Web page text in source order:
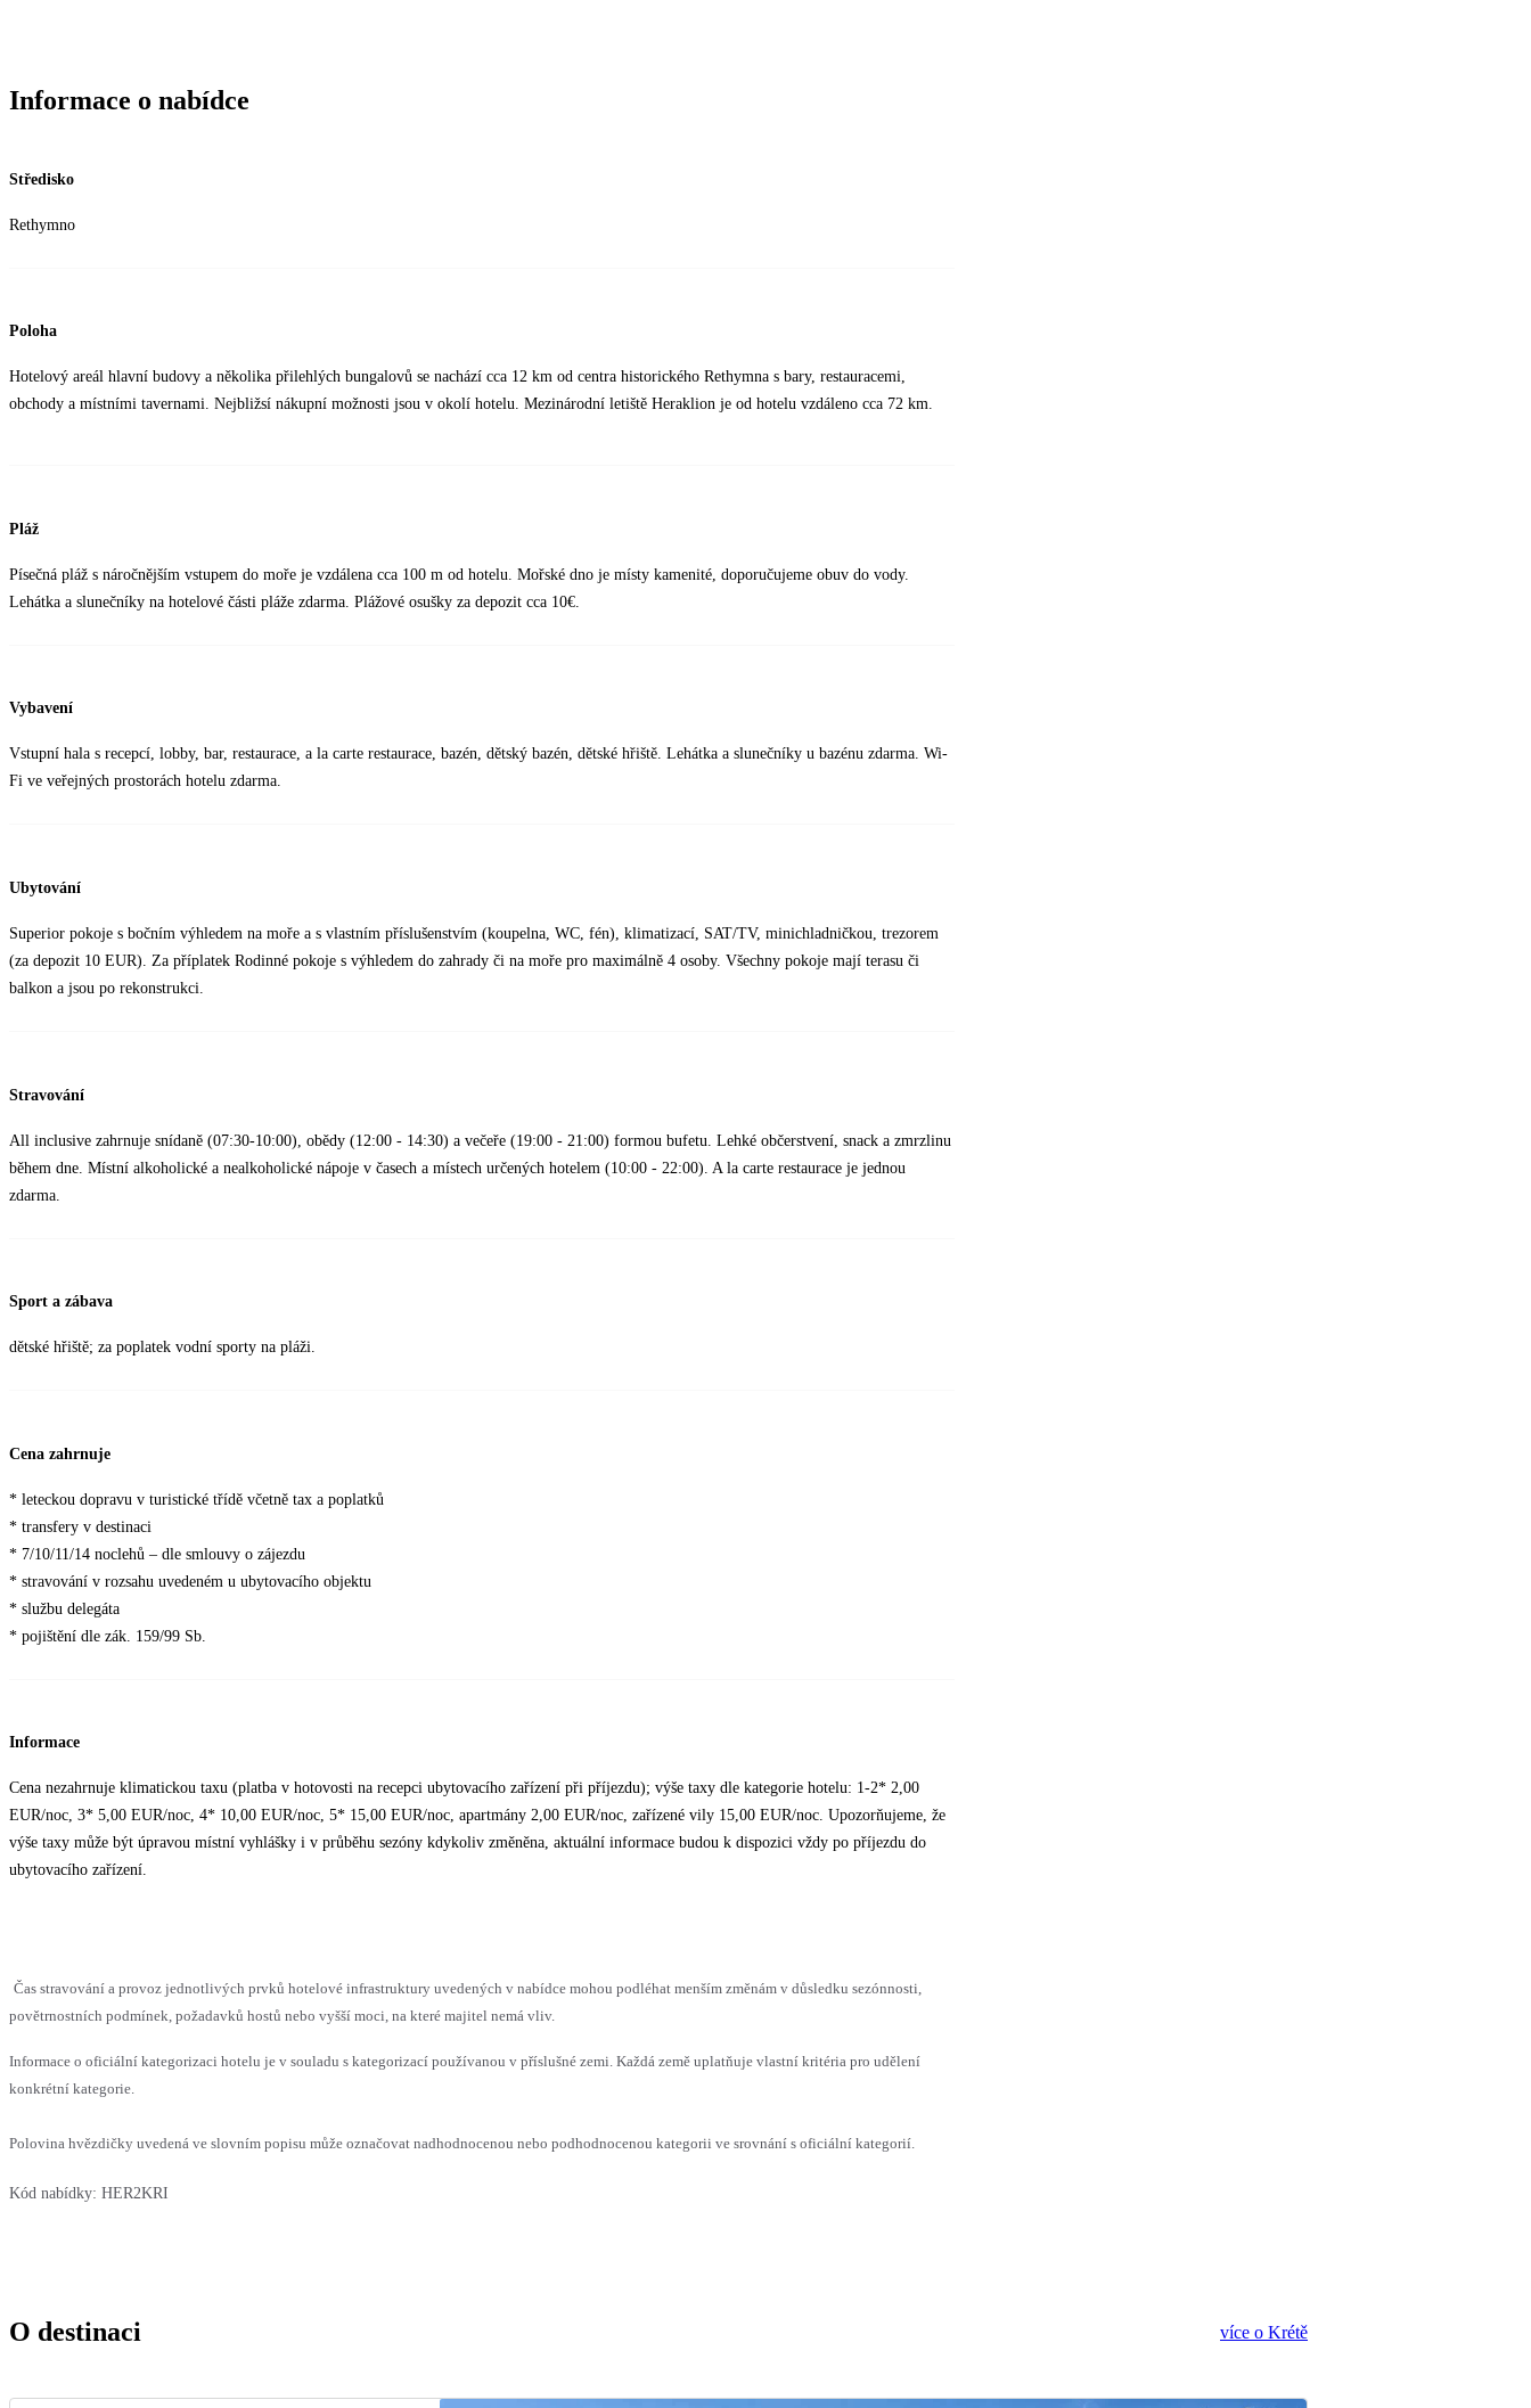
Informace o nabídce
Středisko
Rethymno
Poloha
Hotelový areál hlavní budovy a několika přilehlých bungalovů se nachází cca 12 km od centra historického Rethymna s bary, restauracemi,
obchody a místními tavernami. Nejbližsí nákupní možnosti jsou v okolí hotelu. Mezinárodní letiště Heraklion je od hotelu vzdáleno cca 72 km.
Pláž
Písečná pláž s náročnějším vstupem do moře je vzdálena cca 100 m od hotelu. Mořské dno je místy kamenité, doporučujeme obuv do vody.
Lehátka a slunečníky na hotelové části pláže zdarma. Plážové osušky za depozit cca 10€.
Vybavení
Vstupní hala s recepcí, lobby, bar, restaurace, a la carte restaurace, bazén, dětský bazén, dětské hřiště. Lehátka a slunečníky u bazénu zdarma. Wi-
Fi ve veřejných prostorách hotelu zdarma.
Ubytování
Superior pokoje s bočním výhledem na moře a s vlastním příslušenstvím (koupelna, WC, fén), klimatizací, SAT/TV, minichladničkou, trezorem
(za depozit 10 EUR). Za příplatek Rodinné pokoje s výhledem do zahrady či na moře pro maximálně 4 osoby. Všechny pokoje mají terasu či
balkon a jsou po rekonstrukci.
Stravování
All inclusive zahrnuje snídaně (07:30-10:00), obědy (12:00 - 14:30) a večeře (19:00 - 21:00) formou bufetu. Lehké občerstvení, snack a zmrzlinu
během dne. Místní alkoholické a nealkoholické nápoje v časech a místech určených hotelem (10:00 - 22:00). A la carte restaurace je jednou
zdarma.
Sport a zábava
dětské hřiště; za poplatek vodní sporty na pláži.
Cena zahrnuje
* leteckou dopravu v turistické třídě včetně tax a poplatků
* transfery v destinaci
* 7/10/11/14 noclehů – dle smlouvy o zájezdu
* stravování v rozsahu uvedeném u ubytovacího objektu
* službu delegáta
* pojištění dle zák. 159/99 Sb.
Informace
Cena nezahrnuje klimatickou taxu (platba v hotovosti na recepci ubytovacího zařízení při příjezdu); výše taxy dle kategorie hotelu: 1-2* 2,00
EUR/noc, 3* 5,00 EUR/noc, 4* 10,00 EUR/noc, 5* 15,00 EUR/noc, apartmány 2,00 EUR/noc, zařízené vily 15,00 EUR/noc. Upozorňujeme, že
výše taxy může být úpravou místní vyhlášky i v průběhu sezóny kdykoliv změněna, aktuální informace budou k dispozici vždy po příjezdu do
ubytovacího zařízení.
Čas stravování a provoz jednotlivých prvků hotelové infrastruktury uvedených v nabídce mohou podléhat menším změnám v důsledku sezónnosti,
povětrnostních podmínek, požadavků hostů nebo vyšší moci, na které majitel nemá vliv.
Informace o oficiální kategorizaci hotelu je v souladu s kategorizací používanou v příslušné zemi. Každá země uplatňuje vlastní kritéria pro udělení
konkrétní kategorie.
Polovina hvězdičky uvedená ve slovním popisu může označovat nadhodnocenou nebo podhodnocenou kategorii ve srovnání s oficiální kategorií.
Kód nabídky: HER2KRI
O destinaci více o Krétě